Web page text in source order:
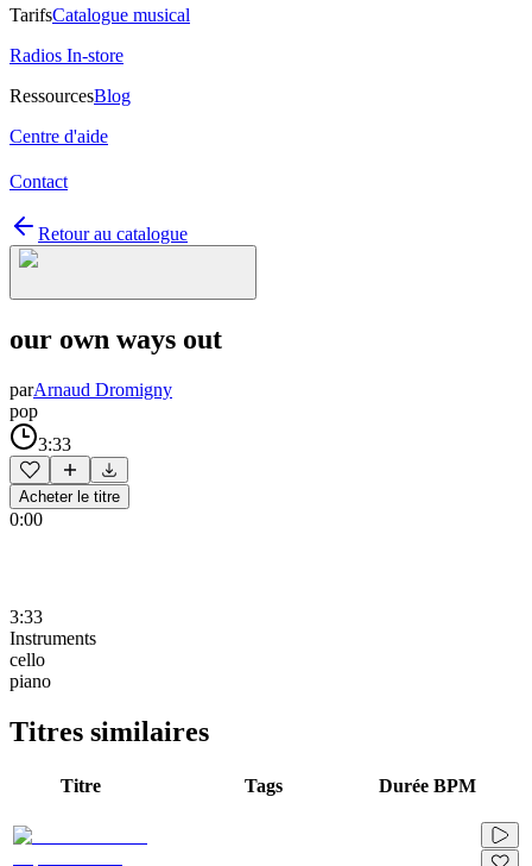
TarifsCatalogue musical
Radios In-store
RessourcesBlog
Centre d'aide
Contact
Retour au catalogue
our own ways out
parArnaud Dromigny
pop
3:33
Acheter le titre
0:00
3:33
Instruments
cello
piano
Titres similaires
Titre Tags Durée BPM